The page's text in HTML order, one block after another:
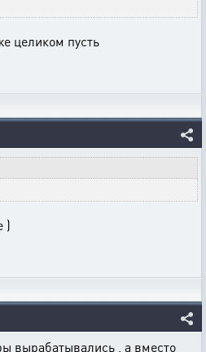
целиком пусть
)
вырабатывались , а вместо